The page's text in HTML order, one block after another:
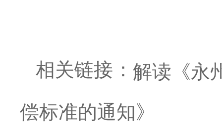
相关链接： 解读《永
偿标准的通知》